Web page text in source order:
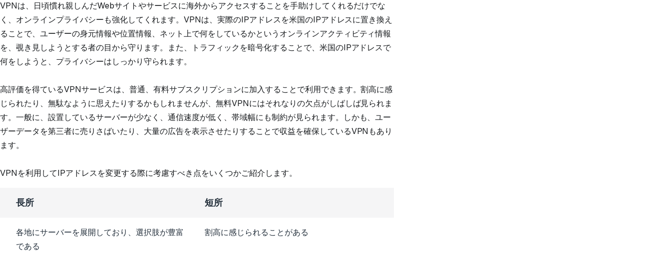
VPNは、日頃慣れ親しんだWebサイトやサービスに海外からアクセスすることを手助けしてくれるだけでな
く、オンラインプライバシーも強化してくれます。VPNは、実際のIPアドレスを米国のIPアドレスに置き換え
ることで、ユーザーの身元情報や位置情報、ネット上で何をしているかというオンラインアクティビティ情報
を、覗き見しようとする者の目から守ります。また、トラフィックを暗号化することで、米国のIPアドレスで
何をしようと、プライバシーはしっかり守られます。
高評価を得ているVPNサービスは、普通、有料サブスクリプションに加入することで利用できます。割高に感
じられたり、無駄なように思えたりするかもしれませんが、無料VPNにはそれなりの欠点がしばしば見られま
す。一般に、設置しているサーバーが少なく、通信速度が低く、帯域幅にも制約が見られます。しかも、ユー
ザーデータを第三者に売りさばいたり、大量の広告を表示させたりすることで収益を確保しているVPNもあり
ます。
VPNを利用してIPアドレスを変更する際に考慮すべき点をいくつかご紹介します。
長所 短所
各地にサーバーを展開しており、選択肢が豊富
である
割高に感じられることがある